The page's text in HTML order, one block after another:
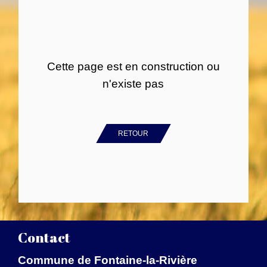
Cette page est en construction ou
n'existe pas
RETOUR
Contact
Commune de Fontaine-la-Rivière